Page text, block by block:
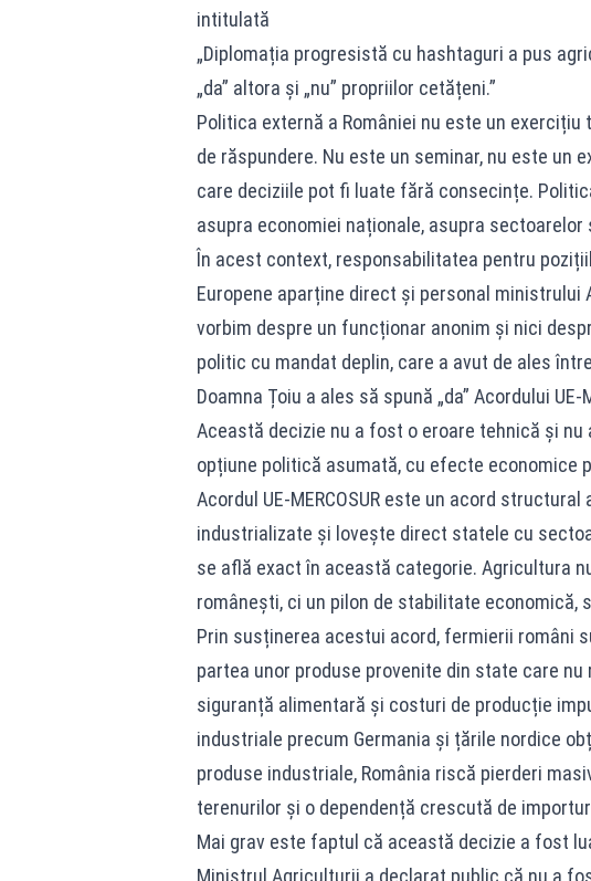
intitulată
„Diplomația progresistă cu hashtaguri a pus
„da” altora și „nu” propriilor cetățeni.”
Politica externă a României nu este un
de răspundere. Nu este un seminar, nu este un
care deciziile pot fi luate fără consecințe.
asupra economiei naționale, asupra
În acest context, responsabilitatea pentru
Europene aparține direct și personal ministrului
vorbim despre un funcționar anonim și nici
politic cu mandat deplin, care a avut de ales între
Doamna Țoiu a ales să spună „da” Acordului UE-
Această decizie nu a fost o eroare tehnică și
opțiune politică asumată, cu efecte economice
Acordul UE-MERCOSUR este un acord
industrializate și lovește direct statele cu
se află exact în această categorie. Agricultura
românești, ci un pilon de stabilitate economică,
Prin susținerea acestui acord, fermierii români
partea unor produse provenite din state care
siguranță alimentară și costuri de producție
industriale precum Germania și țările nordice
produse industriale, România riscă pierderi
terenurilor și o dependență crescută de
Mai grav este faptul că această decizie a fost
Ministrul Agriculturii a declarat public că nu a